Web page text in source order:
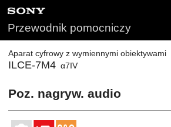
Przewodnik pomocniczy
Aparat cyfrowy z wymiennymi obiektywami
ILCE-7M4 α7IV
Poz. nagryw. audio